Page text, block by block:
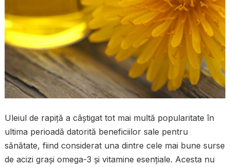
Uleiul de rapiță a câștigat tot mai multă popularitate în
ultima perioadă datorită beneficiilor sale pentru
sănătate, fiind considerat una dintre cele mai bune surse
de acizi grași omega-3 și vitamine esențiale. Acesta nu